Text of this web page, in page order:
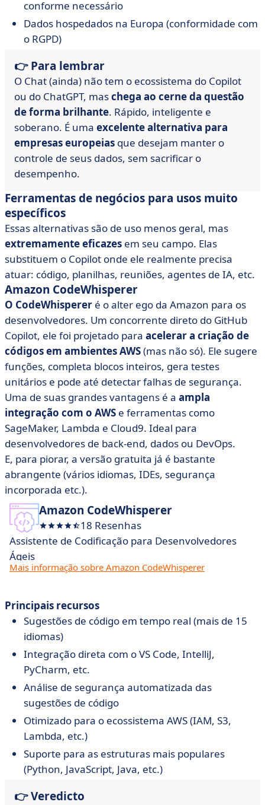
conforme necessário
Dados hospedados na Europa (conformidade com
o RGPD)
👉 Para lembrar
O Chat (ainda) não tem o ecossistema do Copilot
ou do ChatGPT, maschega ao cerne da questão
de forma brilhante. Rápido, inteligente e
soberano. É uma excelente alternativa para
empresas europeias que desejam manter o
controle de seus dados, sem sacrificar o
desempenho.
Ferramentas de negócios para usos muito
específicos
Essas alternativas são de uso menos geral, mas
extremamente eficazes em seu campo. Elas
substituem o Copilot onde ele realmente precisa
atuar: código, planilhas, reuniões, agentes de IA, etc.
Amazon CodeWhisperer
O CodeWhisperer é o alter ego da Amazon para os
desenvolvedores. Um concorrente direto do GitHub
Copilot, ele foi projetado para acelerar a criação de
códigos em ambientes AWS(mas não só). Ele sugere
funções, completa blocos inteiros, gera testes
unitários e pode até detectar falhas de segurança.
Uma de suas grandes vantagens é a ampla
integração com o AWS e ferramentas como
SageMaker, Lambda e Cloud9. Ideal para
desenvolvedores de back-end, dados ou DevOps.
E, para piorar, a versão gratuita já é bastante
abrangente (vários idiomas, IDEs, segurança
incorporada etc.).
Amazon CodeWhisperer
18 Resenhas
Assistente de Codificação para Desenvolvedores
Ágeis
Mais informação sobre Amazon CodeWhisperer
Principais recursos
Sugestões de código em tempo real (mais de 15
idiomas)
Integração direta com o VS Code, IntelliJ,
PyCharm, etc.
Análise de segurança automatizada das
sugestões de código
Otimizado para o ecossistema AWS (IAM, S3,
Lambda, etc.)
Suporte para as estruturas mais populares
(Python, JavaScript, Java, etc.)
👉 Veredicto